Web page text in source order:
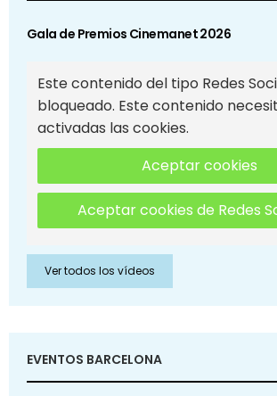
Gala de Premios Cinemanet 2026
Este contenido del tipo Redes
bloqueado. Este contenido
activadas las cookies.
Aceptar cookies
Aceptar cookies de Redes
Ver todos los vídeos
EVENTOS BARCELONA